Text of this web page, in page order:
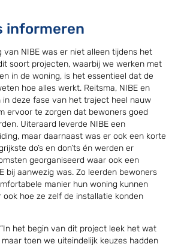
informeren
van NIBE was er niet alleen tijdens het
soort projecten, waarbij we werken met
in de woning, is het essentieel dat de
hoe alles werkt. Reitsma, NIBE en
in deze fase van het traject heel nauw
ervoor te zorgen dat bewoners goed
Uiteraard leverde NIBE een
maar daarnaast was er ook een korte
do’s en don’ts én werden er
georganiseerd waar ook een
bij aanwezig was. Zo leerden bewoners
manier hun woning kunnen
ook hoe ze zelf de installatie konden
het begin van dit project leek het wat
toen we uiteindelijk keuzes hadden